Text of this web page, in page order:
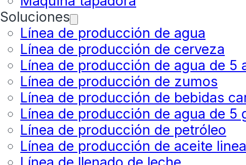
Soluciones
Línea de producción de agua
Línea de producción de cerveza
Línea de producción de agua de 5
Línea de producción de zumos
Línea de producción de bebidas
Línea de producción de agua de 5
Línea de producción de petróleo
Línea de producción de aceite
Línea de llenado de leche